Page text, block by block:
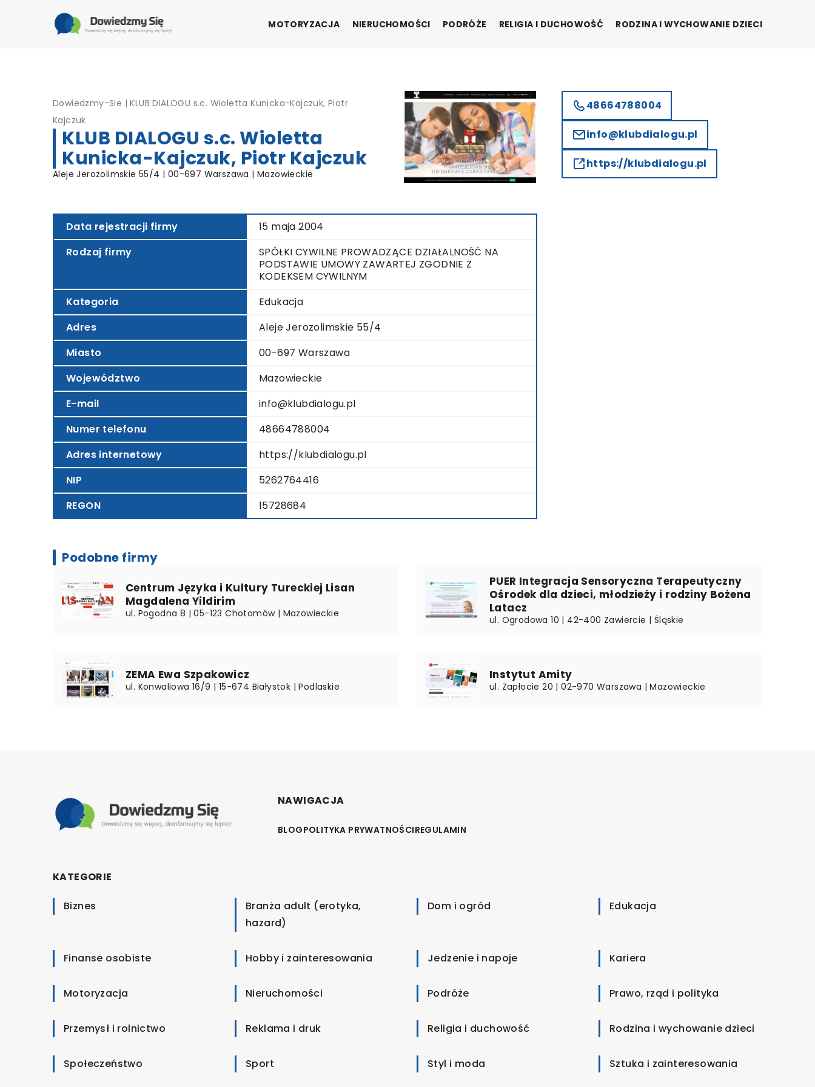
MOTORYZACJA NIERUCHOMOŚCI PODRÓŻE RELIGIA I DUCHOWOŚĆ RODZINA I WYCHOWANIE DZIECI
Dowiedzmy-Sie |KLUB DIALOGU s.c. Wioletta Kunicka-Kajczuk, Piotr
Kajczuk
KLUB DIALOGU s.c. Wioletta
Kunicka-Kajczuk, Piotr Kajczuk
Aleje Jerozolimskie 55/4 | 00-697 Warszawa | Mazowieckie
Data rejestracji firmy
15 maja 2004
Rodzaj firmy
SPÓŁKI CYWILNE PROWADZĄCE DZIAŁALNOŚĆ NA
PODSTAWIE UMOWY ZAWARTEJ ZGODNIE Z
KODEKSEM CYWILNYM
Kategoria
Edukacja
Adres
Aleje Jerozolimskie 55/4
Miasto
00-697 Warszawa
Województwo
Mazowieckie
E-mail
info@klubdialogu.pl
Numer telefonu
48664788004
Adres internetowy
https://klubdialogu.pl
NIP
5262764416
REGON
15728684
48664788004
info@klubdialogu.pl
https://klubdialogu.pl
Podobne firmy
Centrum Języka i Kultury Tureckiej Lisan
Magdalena Yildirim
ul. Pogodna 8 | 05-123 Chotomów | Mazowieckie
PUER Integracja Sensoryczna Terapeutyczny
Ośrodek dla dzieci, młodzieży i rodziny Bożena
Latacz
ul. Ogrodowa 10 | 42-400 Zawiercie | Śląskie
ZEMA Ewa Szpakowicz
ul. Konwaliowa 16/9 | 15-674 Białystok | Podlaskie
Instytut Amity
ul. Zapłocie 20 | 02-970 Warszawa | Mazowieckie
NAWIGACJA
BLOGPOLITYKA PRYWATNOŚCIREGULAMIN
KATEGORIE
Biznes
Branża adult (erotyka,
hazard)
Dom i ogród Edukacja
Finanse osobiste Hobby i zainteresowania Jedzenie i napoje Kariera
Motoryzacja Nieruchomości Podróże Prawo, rząd i polityka
Przemysł i rolnictwo Reklama i druk Religia i duchowość Rodzina i wychowanie dzieci
Społeczeństwo Sport Styl i moda Sztuka i zainteresowania